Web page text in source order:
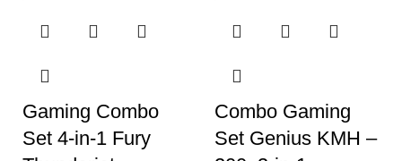
Gaming Combo
Set 4-in-1 Fury
Combo Gaming
Set Genius KMH –